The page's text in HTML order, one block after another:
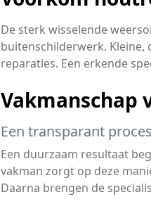
De sterk wisselende
buitenschilderwerk.
reparaties. Een erkende
Vakmanschap
Een transparant
Een duurzaam resultaat
vakman zorgt op deze
Daarna brengen de